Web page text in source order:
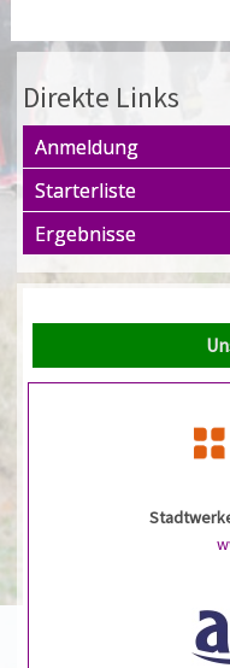
Direkte Links
Anmeldung
Starterliste
Ergebnisse